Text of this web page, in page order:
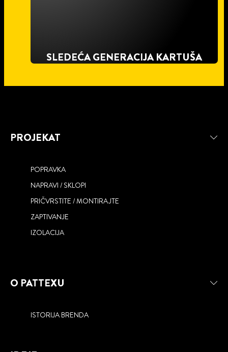
SLEDEĆA GENERACIJA KARTUŠA
PROJEKAT
POPRAVKA
NAPRAVI / SKLOPI
PRIČVRSTITE / MONTIRAJTE
ZAPTIVANJE
IZOLACIJA
O PATTEXU
ISTORIJA BRENDA